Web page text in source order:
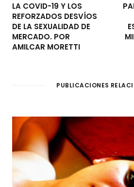
LA COVID-19 Y LOS
REFORZADOS DESVÍOS
DE LA SEXUALIDAD DE
MERCADO. POR
AMILCAR MORETTI
PUBLICACIONES